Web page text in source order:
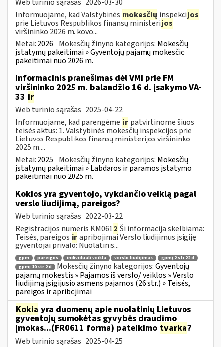
Web turinio sąrašas 2026-03-30
Informuojame, kad Valstybinės mokesčių inspekcijos
prie Lietuvos Respublikos finansų ministerijos
viršininko 2026 m. kovo...
Metai: 2026 Mokesčių žinyno kategorijos: Mokesčių
įstatymų pakeitimai » Gyventojų pajamų mokesčio
pakeitimai nuo 2026 m.
Informacinis pranešimas dėl VMI prie FM
viršininko 2025 m. balandžio 16 d. įsakymo VA-
33 ir
Web turinio sąrašas 2025-04-22
Informuojame, kad parengėme ir patvirtinome šiuos
teisės aktus: 1. Valstybinės mokesčių inspekcijos prie
Lietuvos Respublikos finansų ministerijos viršininko
2025 m....
Metai: 2025 Mokesčių žinyno kategorijos: Mokesčių
įstatymų pakeitimai » Labdaros ir paramos įstatymo
pakeitimai nuo 2025 m.
Kokios yra gyventojo, vykdančio veiklą pagal
verslo liudijimą, pareigos?
Web turinio sąrašas 2022-03-22
Registracijos numeris KM0612 Ši informacija skelbiama:
Teisės, pareigos irapribojimai Verslo liudijimus įsigiję
gyventojai privalo: Nuolatinis...
gpm pareigos individuali veikla verslo liudijimas
gpmį 2 str 22 d
gpmį 10 str 2 d
Mokesčių žinyno kategorijos:Gyventojų
pajamų mokestis » Pajamos iš verslo/ veiklos » Verslo
liudijimą įsigijusio asmens pajamos (26 str.) » Teisės,
pareigos ir apribojimai
Kokia yra duomenų apie nuolatinių Lietuvos
gyventojų sumokėtas gyvybės draudimo
įmokas...(FR0611 forma) pateikimo tvarka?
Web turinio sąrašas 2025-04-25